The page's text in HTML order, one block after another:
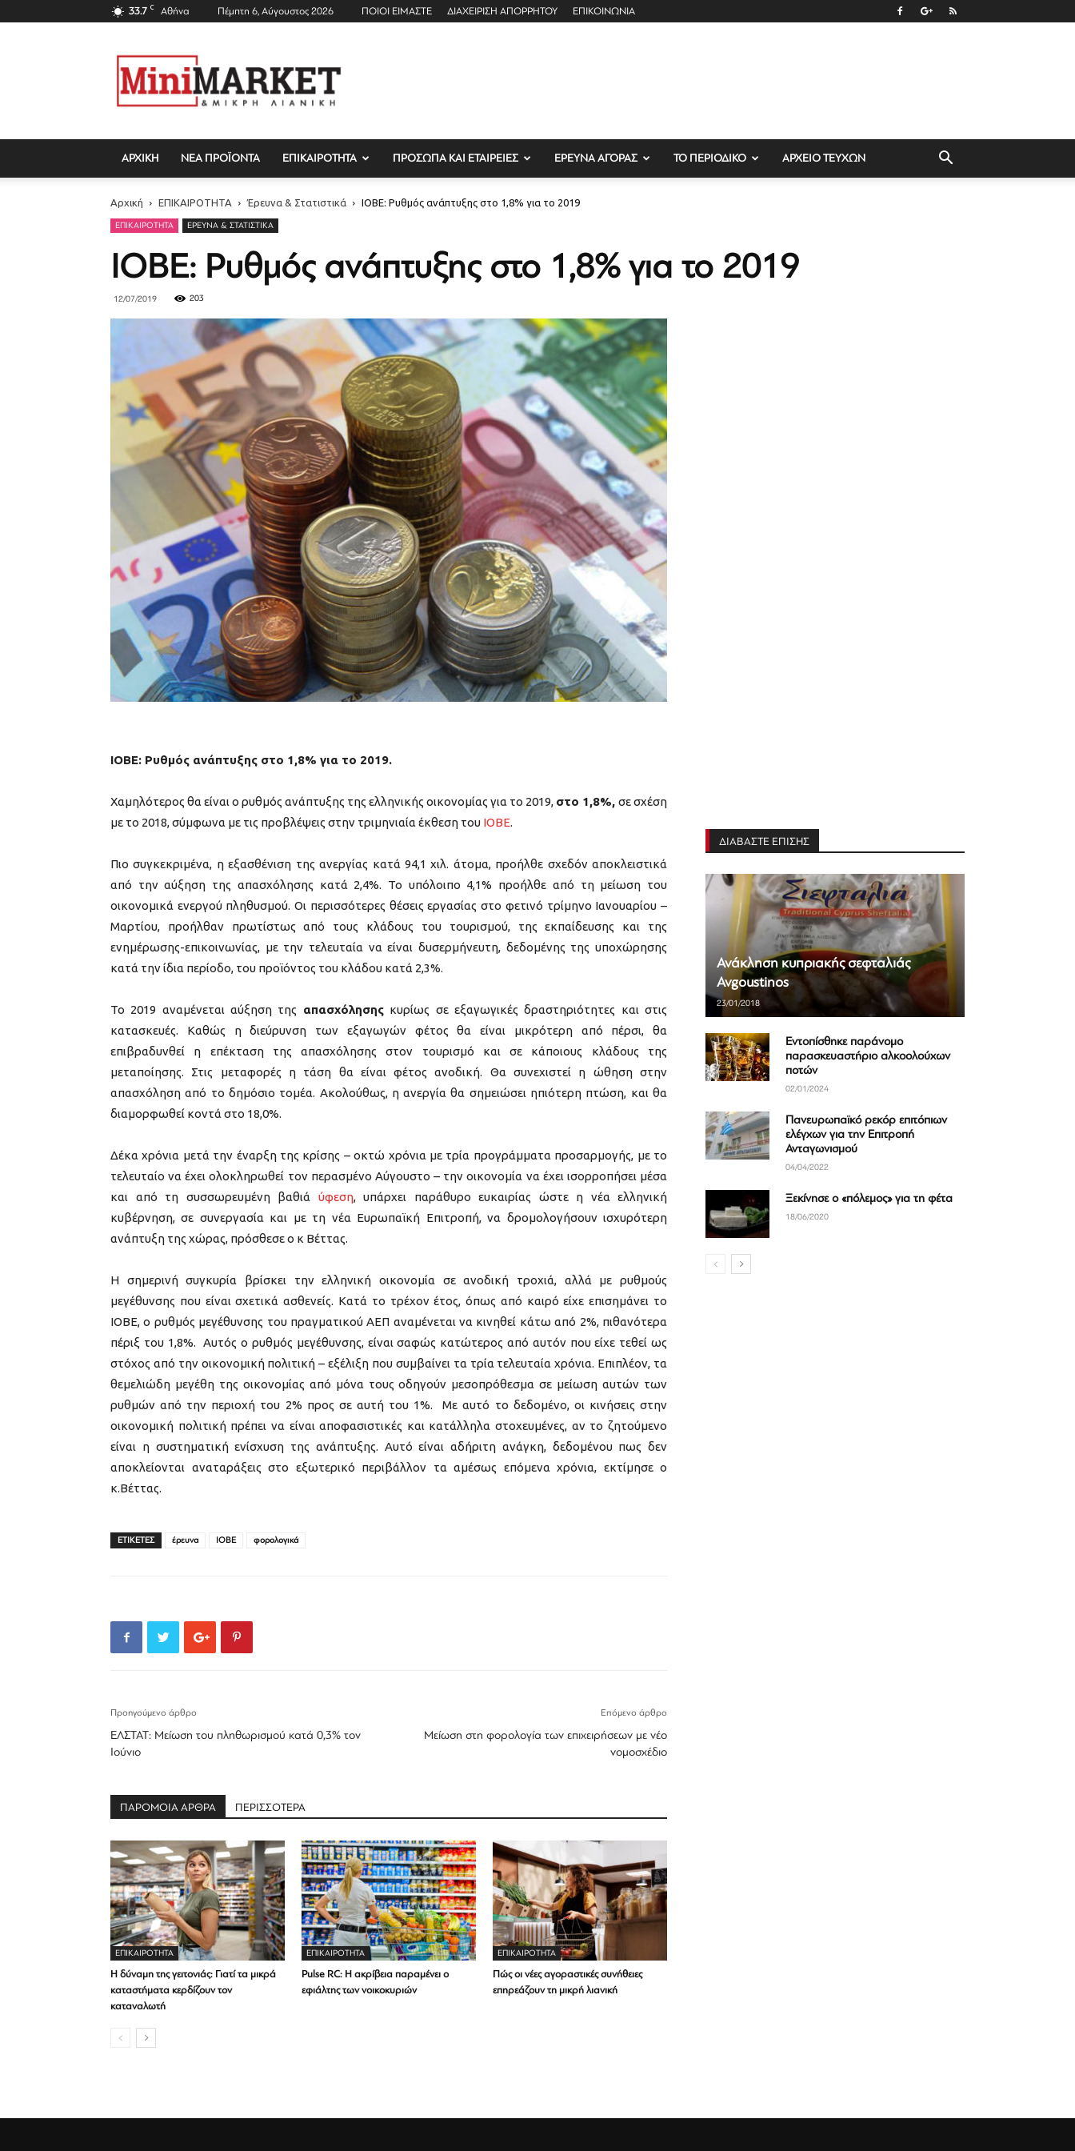
33.7 C Αθήνα Πέμπτη 6, Αύγουστος 2026 ΠΟΙΟΙ ΕΙΜΑΣΤΕ ΔΙΑΧΕΙΡΙΣΗ ΑΠΟΡΡΗΤΟΥ ΕΠΙΚΟΙΝΩΝΙΑ
Mini
Market
Magazine
ΑΡΧΙΚΗ ΝΕΑ ΠΡΟΪΟΝΤΑ ΕΠΙΚΑΙΡΟΤΗΤΑ ΠΡΟΣΩΠΑ ΚΑΙ ΕΤΑΙΡΕΙΕΣ ΕΡΕΥΝΑ ΑΓΟΡΑΣ ΤΟ ΠΕΡΙΟΔΙΚΟ ΑΡΧΕΙΟ ΤΕΥΧΩΝ
Αρχική ΕΠΙΚΑΙΡΟΤΗΤΑ Έρευνα & Στατιστικά ΙΟΒΕ: Ρυθμός ανάπτυξης στο 1,8% για το 2019
ΕΠΙΚΑΙΡΟΤΗΤΑ ΈΡΕΥΝΑ & ΣΤΑΤΙΣΤΙΚΆ
ΙΟΒΕ: Ρυθμός ανάπτυξης στο 1,8% για το 2019
12/07/2019 203
ΙΟΒΕ: Ρυθμός ανάπτυξης στο 1,8% για το 2019.
Χαμηλότερος θα είναι ο ρυθμός ανάπτυξης της ελληνικής οικονομίας για το 2019, στο 1,8%, σε σχέση
με το 2018, σύμφωνα με τις προβλέψεις στην τριμηνιαία έκθεση του ΙΟΒΕ.
Πιο συγκεκριμένα, η εξασθένιση της ανεργίας κατά 94,1 χιλ. άτομα, προήλθε σχεδόν αποκλειστικά
από την αύξηση της απασχόλησης κατά 2,4%. Το υπόλοιπο 4,1% προήλθε από τη μείωση του
οικονομικά ενεργού πληθυσμού. Οι περισσότερες θέσεις εργασίας στο φετινό τρίμηνο Ιανουαρίου –
Μαρτίου, προήλθαν πρωτίστως από τους κλάδους του τουρισμού, της εκπαίδευσης και της
ενημέρωσης-επικοινωνίας, με την τελευταία να είναι δυσερμήνευτη, δεδομένης της υποχώρησης
κατά την ίδια περίοδο, του προϊόντος του κλάδου κατά 2,3%.
Το 2019 αναμένεται αύξηση της απασχόλησηςκυρίως σε εξαγωγικές δραστηριότητες και στις
κατασκευές. Καθώς η διεύρυνση των εξαγωγών φέτος θα είναι μικρότερη από πέρσι, θα
επιβραδυνθεί η επέκταση της απασχόλησης στον τουρισμό και σε κάποιους κλάδους της
μεταποίησης. Στις μεταφορές η τάση θα είναι φέτος ανοδική. Θα συνεχιστεί η ώθηση στην
απασχόληση από το δημόσιο τομέα. Ακολούθως, η ανεργία θα σημειώσει ηπιότερη πτώση, και θα
διαμορφωθεί κοντά στο 18,0%.
Δέκα χρόνια μετά την έναρξη της κρίσης – οκτώ χρόνια με τρία προγράμματα προσαρμογής, με το
τελευταίο να έχει ολοκληρωθεί τον περασμένο Αύγουστο – την οικονομία να έχει ισορροπήσει μέσα
και από τη συσσωρευμένη βαθιά ύφεση, υπάρχει παράθυρο ευκαιρίας ώστε η νέα ελληνική
κυβέρνηση, σε συνεργασία και με τη νέα Ευρωπαϊκή Επιτροπή, να δρομολογήσουν ισχυρότερη
ανάπτυξη της χώρας, πρόσθεσε ο κ Βέττας.
Η σημερινή συγκυρία βρίσκει την ελληνική οικονομία σε ανοδική τροχιά, αλλά με ρυθμούς
μεγέθυνσης που είναι σχετικά ασθενείς. Κατά το τρέχον έτος, όπως από καιρό είχε επισημάνει το
ΙΟΒΕ, ο ρυθμός μεγέθυνσης του πραγματικού ΑΕΠ αναμένεται να κινηθεί κάτω από 2%, πιθανότερα
πέριξ του 1,8%. Αυτός ο ρυθμός μεγέθυνσης, είναι σαφώς κατώτερος από αυτόν που είχε τεθεί ως
στόχος από την οικονομική πολιτική – εξέλιξη που συμβαίνει τα τρία τελευταία χρόνια. Επιπλέον, τα
θεμελιώδη μεγέθη της οικονομίας από μόνα τους οδηγούν μεσοπρόθεσμα σε μείωση αυτών των
ρυθμών από την περιοχή του 2% προς σε αυτή του 1%. Με αυτό το δεδομένο, οι κινήσεις στην
οικονομική πολιτική πρέπει να είναι αποφασιστικές και κατάλληλα στοχευμένες, αν το ζητούμενο
είναι η συστηματική ενίσχυση της ανάπτυξης. Αυτό είναι αδήριτη ανάγκη, δεδομένου πως δεν
αποκλείονται αναταράξεις στο εξωτερικό περιβάλλον τα αμέσως επόμενα χρόνια, εκτίμησε ο
κ.Βέττας.
ΕΤΙΚΕΤΕΣ έρευνα ΙΟΒΕ φορολογικά
Προηγούμενο άρθρο
ΕΛΣΤΑΤ: Μείωση του πληθωρισμού κατά 0,3% τον
Ιούνιο
Επόμενο άρθρο
Μείωση στη φορολογία των επιχειρήσεων με νέο
νομοσχέδιο
ΠΑΡΟΜΟΙΑ ΑΡΘΡΑ ΠΕΡΙΣΣΟΤΕΡΑ
ΕΠΙΚΑΙΡΟΤΗΤΑ
Η δύναμη της γειτονιάς: Γιατί τα μικρά
καταστήματα κερδίζουν τον
καταναλωτή
ΕΠΙΚΑΙΡΟΤΗΤΑ
Pulse RC: Η ακρίβεια παραμένει ο
εφιάλτης των νοικοκυριών
ΕΠΙΚΑΙΡΟΤΗΤΑ
Πώς οι νέες αγοραστικές συνήθειες
επηρεάζουν τη μικρή λιανική
ΔΙΑΒΑΣΤΕ ΕΠΙΣΗΣ
Ανάκληση κυπριακής σεφταλιάς
Avgoustinos
23/01/2018
Εντοπίσθηκε παράνομο
παρασκευαστήριο αλκοολούχων
ποτών
02/01/2024
Πανευρωπαϊκό ρεκόρ επιτόπιων
ελέγχων για την Επιτροπή
Ανταγωνισμού
04/04/2022
Ξεκίνησε ο «πόλεμος» για τη φέτα
18/06/2020